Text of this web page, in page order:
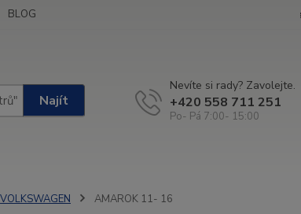
BLOG
Najít
Nevíte si rady? Zavolejte.
+420 558 711 251
Po- Pá 7:00- 15:00
VOLKSWAGEN AMAROK 11- 16